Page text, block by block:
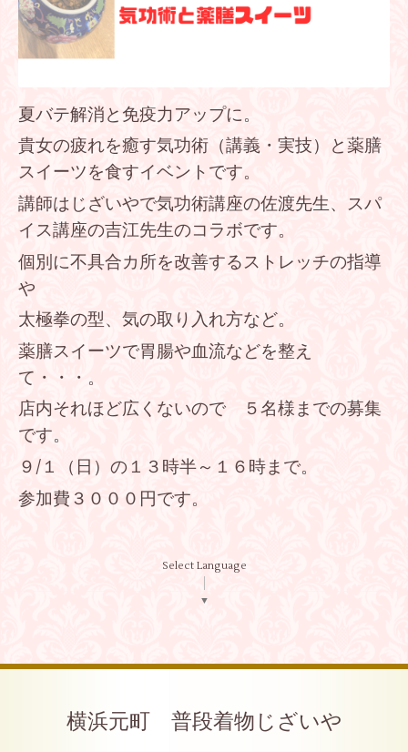
夏バテ解消と免疫力アップに。
貴女の疲れを癒す気功術（講義・実技）と薬膳
スイーツを食すイベントです。
講師はじざいやで気功術講座の佐渡先生、スパ
イス講座の吉江先生のコラボです。
個別に不具合カ所を改善するストレッチの指導
や
太極拳の型、気の取り入れ方など。
薬膳スイーツで胃腸や血流などを整え
て・・・。
店内それほど広くないので ５名様までの募集
です。
９/１（日）の１３時半～１６時まで。
参加費３０００円です。
Select Language
▼
横浜元町 普段着物じざいや